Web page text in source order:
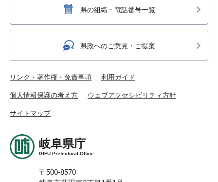
県の組織・電話番号一覧
県政へのご意見・ご提案
リンク・著作権・免責事項 利用ガイド
個人情報保護の考え方 ウェブアクセシビリティ方針
サイトマップ
岐阜県庁
GIFU Prefectural Office
〒500-8570